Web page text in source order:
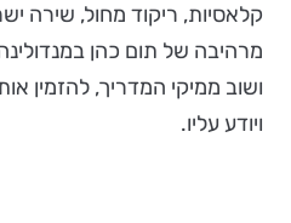
קלאסיות, ריקוד מחול, שירה
מרהיבה של תום כהן
ושוב ממיקי המדריך, להזמין
ויודע עליו.